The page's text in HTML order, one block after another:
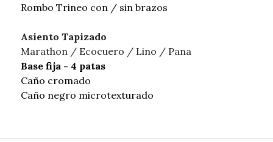
Rombo Trineo con / sin brazos
Asiento Tapizado
Marathon / Ecocuero / Lino / Pana
Base fija - 4 patas
Caño cromado
Caño negro microtexturado